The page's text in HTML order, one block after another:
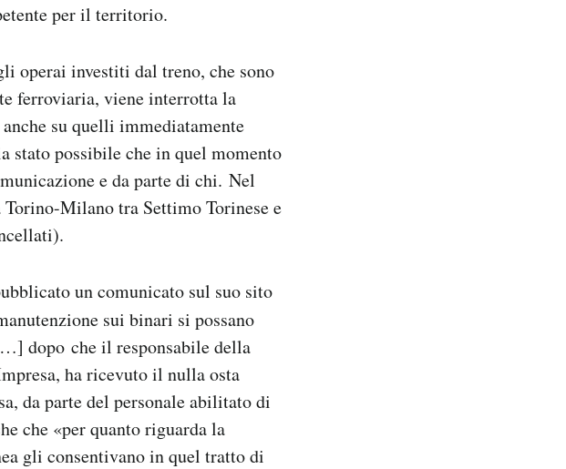
per il territorio.
operai investiti dal treno, che sono
ferroviaria, viene interrotta la
su quelli immediatamente
stato possibile che in quel momento
e da parte di chi. Nel
Milano tra Settimo Torinese e
un comunicato sul suo sito
sui binari si possano
dopo che il responsabile della
ha ricevuto il nulla osta
da parte del personale abilitato di
che «per quanto riguarda la
gli consentivano in quel tratto di